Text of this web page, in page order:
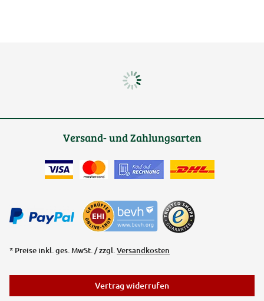
Versand- und Zahlungsarten
* Preise inkl. ges. MwSt. / zzgl.Versandkosten
Vertrag widerrufen